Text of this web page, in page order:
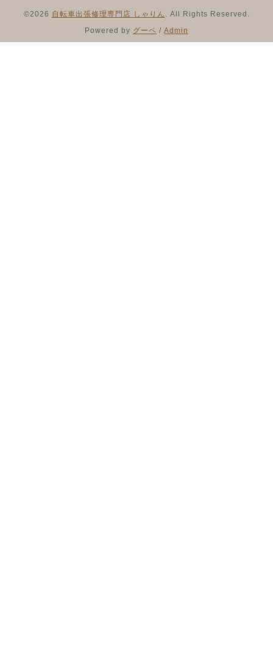
©2026 自転車出張修理専門店 しゃりん . All Rights Reserved.
Powered by グーペ / Admin